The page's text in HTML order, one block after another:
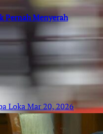
Pernah Menyerah
LokaMar 20, 2026